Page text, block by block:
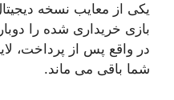
یکی از معایب نسخه
بازی خریداری شده را
در واقع پس از پرداخت،
شما باقی می ماند.